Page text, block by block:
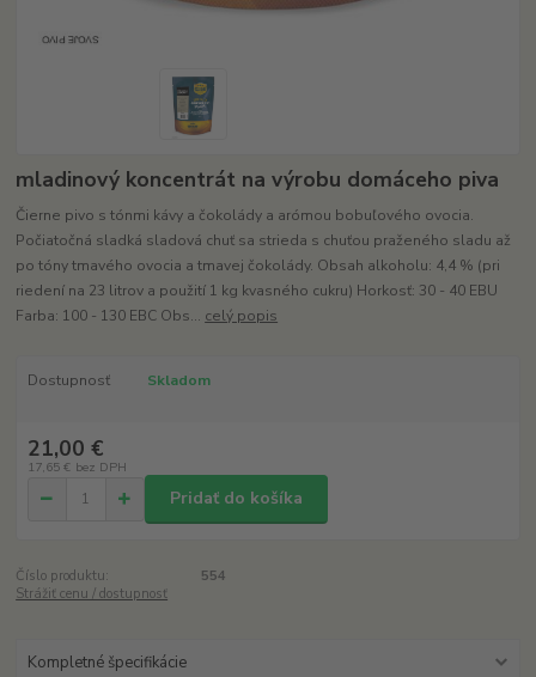
mladinový koncentrát na výrobu domáceho piva
Čierne pivo s tónmi kávy a čokolády a arómou bobuľového ovocia.
Počiatočná sladká sladová chuť sa strieda s chuťou praženého sladu až
po tóny tmavého ovocia a tmavej čokolády. Obsah alkoholu: 4,4 % (pri
riedení na 23 litrov a použití 1 kg kvasného cukru) Horkosť: 30 - 40 EBU
Farba: 100 - 130 EBC Obs... celý popis
Dostupnosť Skladom
21,00 €
17,65 € bez DPH
Pridať do košíka
Číslo produktu:
554
Strážiť cenu / dostupnosť
Kompletné špecifikácie